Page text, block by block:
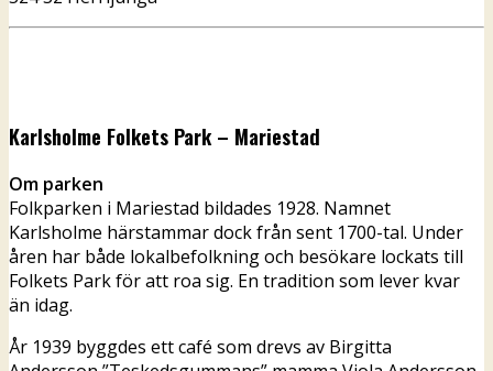
Karlsholme Folkets Park – Mariestad
Om parken
Folkparken i Mariestad bildades 1928. Namnet
Karlsholme härstammar dock från sent 1700-tal. Under
åren har både lokalbefolkning och besökare lockats till
Folkets Park för att roa sig. En tradition som lever kvar
än idag.
År 1939 byggdes ett café som drevs av Birgitta